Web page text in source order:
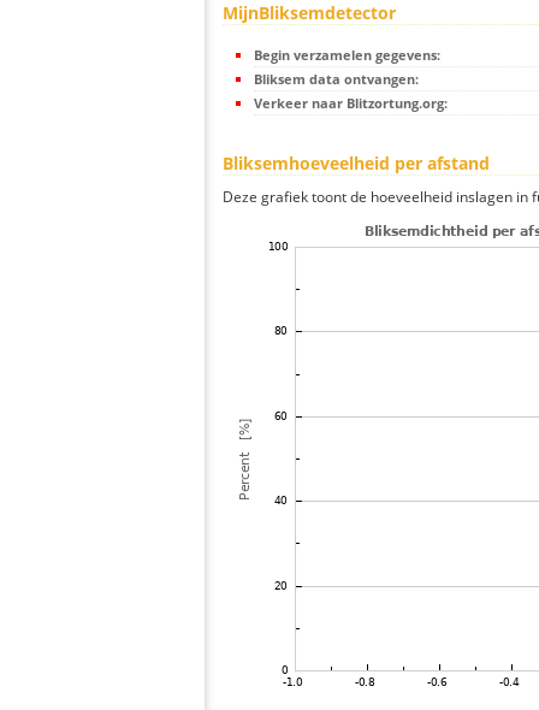
MijnBliksemdetector
Begin verzamelen gegevens:
Bliksem data ontvangen:
Verkeer naar Blitzortung.org:
Bliksemhoeveelheid per afstand
Deze grafiek toont de hoeveelheid inslagen in